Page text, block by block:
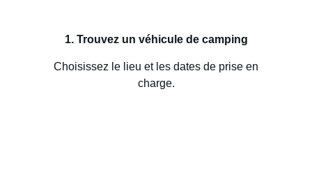
1. Trouvez un véhicule de camping
Choisissez le lieu et les dates de prise en
charge.